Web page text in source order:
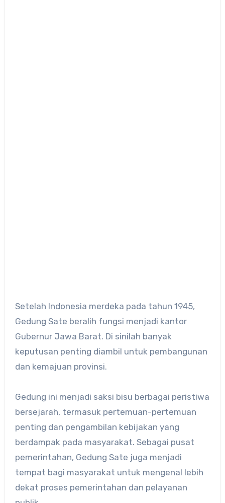
Setelah Indonesia merdeka pada tahun 1945,
Gedung Sate beralih fungsi menjadi kantor
Gubernur Jawa Barat. Di sinilah banyak
keputusan penting diambil untuk pembangunan
dan kemajuan provinsi.
Gedung ini menjadi saksi bisu berbagai peristiwa
bersejarah, termasuk pertemuan-pertemuan
penting dan pengambilan kebijakan yang
berdampak pada masyarakat. Sebagai pusat
pemerintahan, Gedung Sate juga menjadi
tempat bagi masyarakat untuk mengenal lebih
dekat proses pemerintahan dan pelayanan